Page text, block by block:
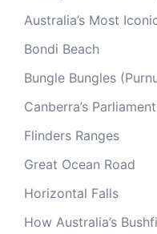
Australia’s Most
Bondi Beach
Bungle Bungles
Canberra’s
Flinders Ranges
Great Ocean Road
Horizontal Falls
How Australia’s